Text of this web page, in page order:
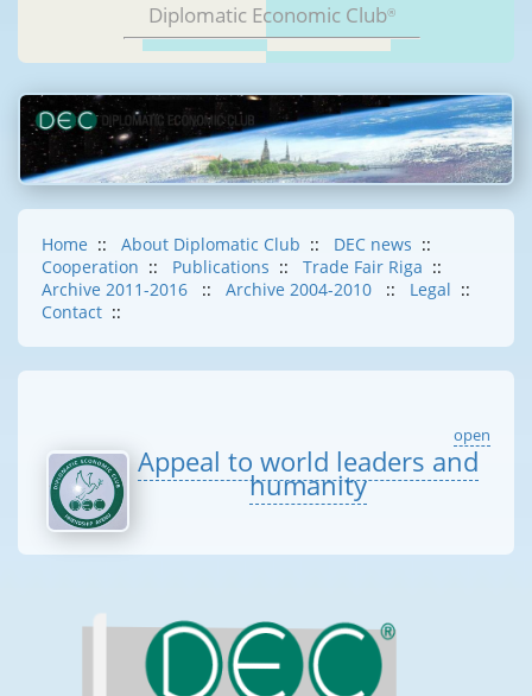
Diplomatic Economic Club®
Home :: About Diplomatic Club :: DEC news ::
Cooperation :: Publications :: Trade Fair Riga ::
Archive 2011-2016
:: Archive 2004-2010 :: Legal ::
Contact ::
open
Appeal to world leaders and
humanity